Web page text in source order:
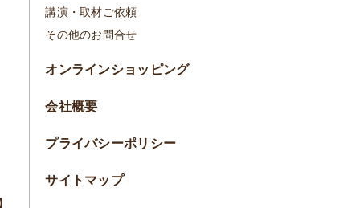
講演・取材ご依頼
その他のお問合せ
オンラインショッピング
会社概要
プライバシーポリシー
サイトマップ